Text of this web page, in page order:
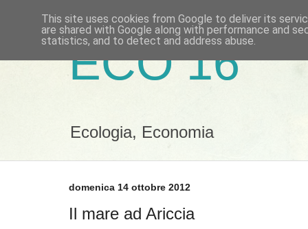
ECO 16
Ecologia, Economia
domenica 14 ottobre 2012
Il mare ad Ariccia
This site uses cookies from Google to deliver its
are shared with Google along with performance and
statistics, and to detect and address abuse.